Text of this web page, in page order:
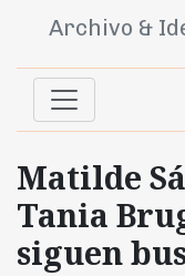
Archivo &
Matilde
Tania
siguen